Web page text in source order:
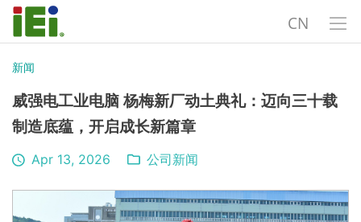
CN
新闻
威强电工业电脑 杨梅新厂动土典礼：迈向三十载
制造底蕴，开启成长新篇章
Apr 13, 2026 公司新闻